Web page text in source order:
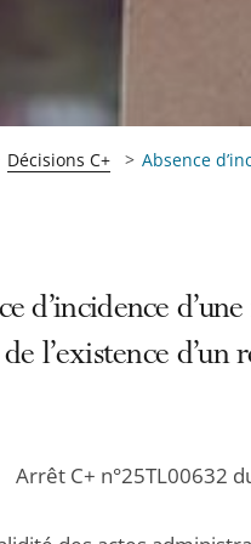
Décisions C+ Absence
d’incidence
l’existence
Arrêt C+ n°25TL00632